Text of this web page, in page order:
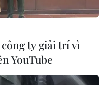
ty giải trí vì
YouTube